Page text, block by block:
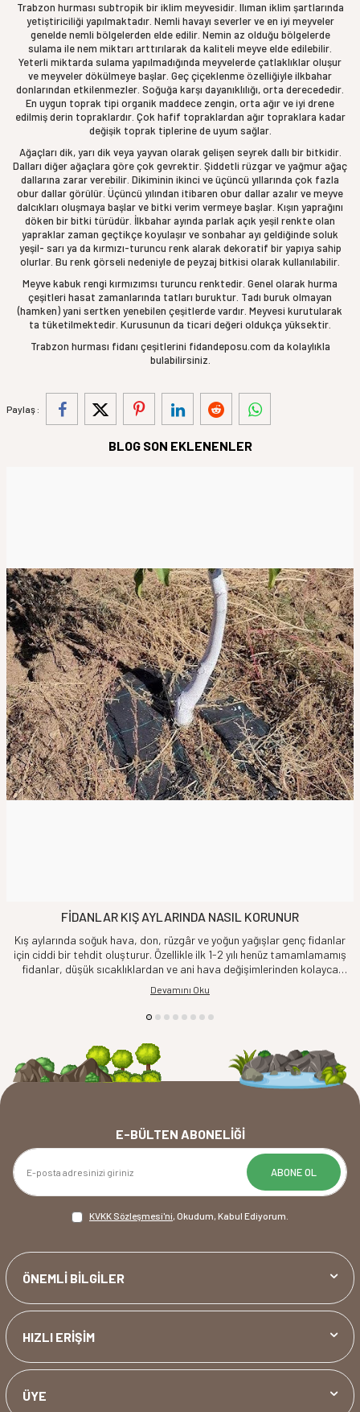
Trabzon hurması subtropik bir iklim meyvesidir. Ilıman iklim şartlarında
yetiştiriciliği yapılmaktadır. Nemli havayı severler ve en iyi meyveler
genelde nemli bölgelerden elde edilir. Nemin az olduğu bölgelerde
sulama ile nem miktarı arttırılarak da kaliteli meyve elde edilebilir.
Yeterli miktarda sulama yapılmadığında meyvelerde çatlaklıklar oluşur
ve meyveler dökülmeye başlar. Geç çiçeklenme özelliğiyle ilkbahar
donlarından etkilenmezler. Soğuğa karşı dayanıklılığı, orta derecededir.
En uygun toprak tipi organik maddece zengin, orta ağır ve iyi drene
edilmiş derin topraklardır. Çok hafif topraklardan ağır topraklara kadar
değişik toprak tiplerine de uyum sağlar.
Ağaçları dik, yarı dik veya yayvan olarak gelişen seyrek dallı bir bitkidir.
Dalları diğer ağaçlara göre çok gevrektir. Şiddetli rüzgar ve yağmur ağaç
dallarına zarar verebilir. Dikiminin ikinci ve üçüncü yıllarında çok fazla
obur dallar görülür. Üçüncü yılından itibaren obur dallar azalır ve meyve
dalcıkları oluşmaya başlar ve bitki verim vermeye başlar. Kışın yaprağını
döken bir bitki türüdür. İlkbahar ayında parlak açık yeşil renkte olan
yapraklar zaman geçtikçe koyulaşır ve sonbahar ayı geldiğinde soluk
yeşil- sarı ya da kırmızı-turuncu renk alarak dekoratif bir yapıya sahip
olurlar. Bu renk görseli nedeniyle de peyzaj bitkisi olarak kullanılabilir.
Meyve kabuk rengi kırmızımsı turuncu renktedir. Genel olarak hurma
çeşitleri hasat zamanlarında tatları buruktur. Tadı buruk olmayan
(hamken) yani sertken yenebilen çeşitlerde vardır. Meyvesi kurutularak
ta tüketilmektedir. Kurusunun da ticari değeri oldukça yüksektir.
Trabzon hurması fidanı çeşitlerini fidandeposu.com da kolaylıkla
bulabilirsiniz.
Paylaş :
BLOG SON EKLENENLER
FİDANLAR KIŞ AYLARINDA NASIL KORUNUR
Kış aylarında soğuk hava, don, rüzgâr ve yoğun yağışlar genç fidanlar
için ciddi bir tehdit oluşturur. Özellikle ilk 1-2 yılı henüz tamamlamamış
fidanlar, düşük sıcaklıklardan ve ani hava değişimlerinden kolayca
fidanlarınızı sağlıklı şekilde bahara ulaştıracaktır. Kış aylarında fidan
koruma yöntemleri ise;
Devamını Oku
E-BÜLTEN ABONELIĞI
ABONE OL
KVKK Sözleşmesi'ni, Okudum, Kabul Ediyorum.
ÖNEMLİ BİLGİLER
HIZLI ERİŞİM
ÜYE